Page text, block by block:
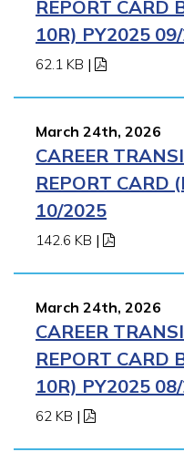
REPORT CARD
10R) PY2025
62.1 KB |
March 24th, 2026
CAREER
REPORT CARD
10/2025
142.6 KB |
March 24th, 2026
CAREER
REPORT CARD
10R) PY2025
62 KB |